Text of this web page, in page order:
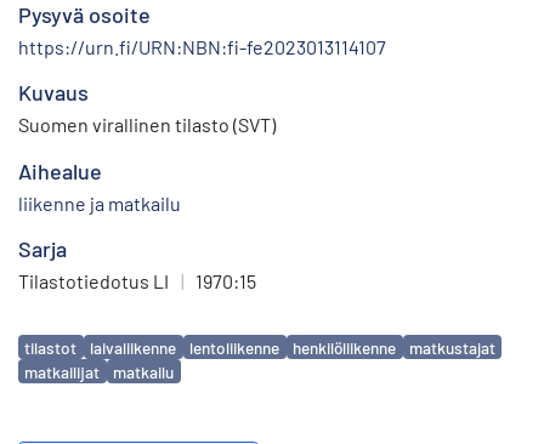
Pysyvä osoite
https://urn.fi/URN:NBN:fi-fe2023013114107
Kuvaus
Suomen virallinen tilasto (SVT)
Aihealue
liikenne ja matkailu
Sarja
Tilastotiedotus LI | 1970:15
Avainsanat
tilastot laivaliikenne lentoliikenne henkilöliikenne
matkustajat
matkailijat
matkailu